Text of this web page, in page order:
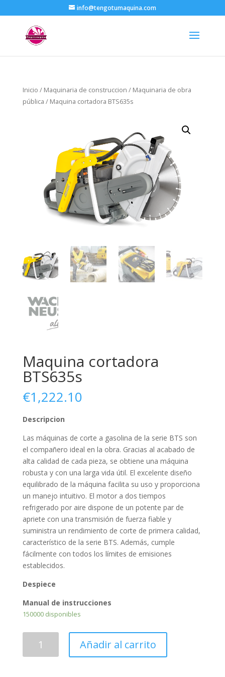
info@tengotumaquina.com
Inicio / Maquinaria de construccion / Maquinaria de obra
pública / Maquina cortadora BTS635s
Maquina cortadora
BTS635s
€1,222.10
Descripcion
Las máquinas de corte a gasolina de la serie BTS son
el compañero ideal en la obra. Gracias al acabado de
alta calidad de cada pieza, se obtiene una máquina
robusta y con una larga vida útil. El excelente diseño
equilibrado de la máquina facilita su uso y proporciona
un manejo intuitivo. El motor a dos tiempos
refrigerado por aire dispone de un potente par de
apriete con una transmisión de fuerza fiable y
suministra un rendimiento de corte de primera calidad,
característico de la serie BTS. Además, cumple
fácilmente con todos los límites de emisiones
establecidos.
Despiece
Manual de instrucciones
150000 disponibles
cortadora
Añadir al carrito